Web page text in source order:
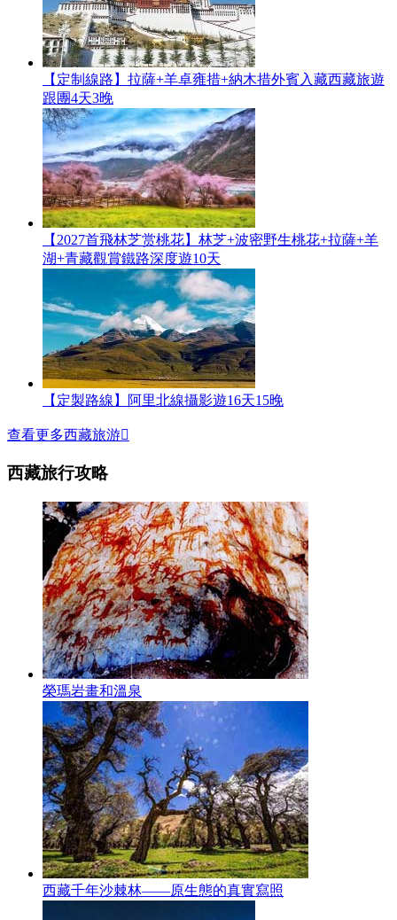
【定制線路】拉薩+羊卓雍措+納木措外賓入藏西藏旅遊
跟團4天3晚
【2027首飛林芝赏桃花】林芝+波密野生桃花+拉薩+羊
湖+青藏觀賞鐵路深度遊10天
【定製路線】阿里北線攝影遊16天15晚
查看更多西藏旅游
西藏旅行攻略
榮瑪岩畫和溫泉
西藏千年沙棘林——原生態的真實寫照